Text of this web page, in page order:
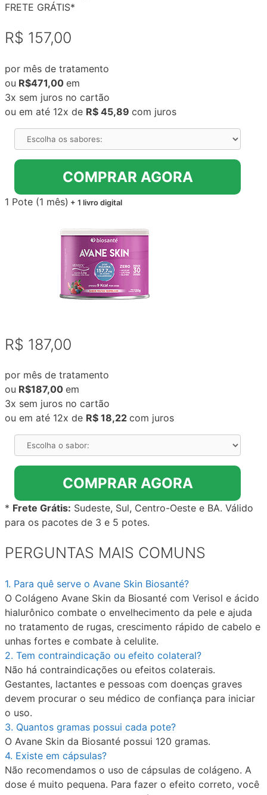
FRETE GRÁTIS*
R$ 157,00
por mês de tratamento
ou R$471,00 em
3x sem juros no cartão
ou em até 12x de R$ 45,89 com juros
COMPRAR AGORA
1 Pote (1 mês) + 1 livro digital
R$ 187,00
por mês de tratamento
ou R$187,00 em
3x sem juros no cartão
ou em até 12x de R$ 18,22 com juros
COMPRAR AGORA
* Frete Grátis: Sudeste, Sul, Centro-Oeste e BA. Válido
para os pacotes de 3 e 5 potes.
PERGUNTAS MAIS COMUNS
1. Para quê serve o Avane Skin Biosanté?
O Colágeno Avane Skin da Biosanté com Verisol e ácido
hialurônico combate o envelhecimento da pele e ajuda
no tratamento de rugas, crescimento rápido de cabelo e
unhas fortes e combate à celulite.
2. Tem contraindicação ou efeito colateral?​
Não há contraindicações ou efeitos colaterais.
Gestantes, lactantes e pessoas com doenças graves
devem procurar o seu médico de confiança para iniciar
o uso.
3. Quantos gramas possui cada pote?​
O Avane Skin da Biosanté possui 120 gramas.
4. Existe em cápsulas?​
Não recomendamos o uso de cápsulas de colágeno. A
dose é muito pequena. Para fazer o efeito correto, você